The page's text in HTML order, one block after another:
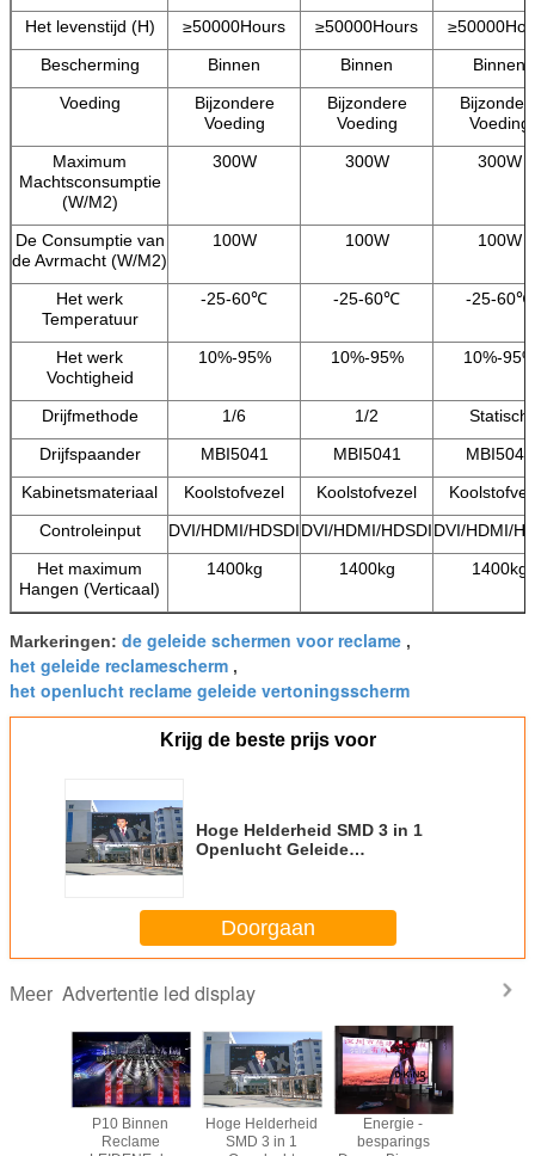
Het levenstijd (H)
≥50000Hours ≥50000Hours
Bescherming
Binnen Binnen
Binnen
Voeding
Bijzondere
Voeding
Bijzondere
Voeding
Voeding
Maximum
Machtsconsumptie
(W/M2)
300W 300W 300W
De Consumptie van
de Avrmacht (W/M2)
100W 100W 100W
Het werk
Temperatuur
-25-60℃ -25-60℃ -25-60℃
Het werk
Vochtigheid
10%-95% 10%-95% 10%-95%
Drijfmethode 1/6 1/2
Statisch
Drijfspaander
MBI5041 MBI5041
MBI5041
Kabinetsmateriaal
Koolstofvezel Koolstofvezel
Controleinput
DVI/HDMI/HDSDIDVI/HDMI/HDSDIDVI/HDMI/
Het maximum
Hangen (Verticaal)
1400kg 1400kg 1400kg
Markeringen: de geleide schermen voor reclame ,
het geleide reclamescherm ,
het openlucht reclame geleide vertoningsscherm
Krijg de beste prijs voor
Hoge Helderheid SMD 3 in 1
Openlucht Geleide
Doorgaan
Meer Advertentie led display
P10 Binnen
Reclame
Hoge Helderheid
SMD 3 in 1
Energie -
besparings